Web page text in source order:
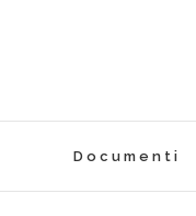
Documenti